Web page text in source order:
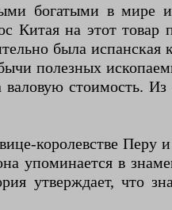
богатыми в мире
Китая на этот
была
полезных
стоимость.
королевстве
упоминается в
утверждает, что